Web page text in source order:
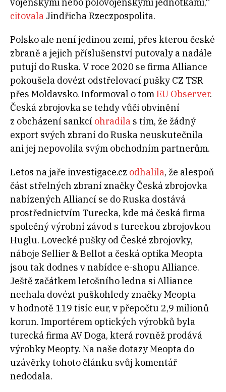
citovala Jindřicha Rzeczpospolita.
Polsko ale není jedinou zemí, přes kterou české
zbraně a jejich příslušenství putovaly a nadále
putují do Ruska. V roce 2020 se firma Alliance
pokoušela dovézt odstřelovací pušky CZ TSR
přes Moldavsko. Informoval o tomEU Observer.
Česká zbrojovka se tehdy vůči obvinění
z obcházení sankcí ohradila s tím, že žádný
export svých zbraní do Ruska neuskutečnila
ani jej nepovolila svým obchodním partnerům.
Letos na jaře investigace.cz odhalila, že alespoň
část střelných zbraní značky Česká zbrojovka
nabízených Alliancí se do Ruska dostává
prostřednictvím Turecka, kde má česká firma
společný výrobní závod s tureckou zbrojovkou
Huglu. Lovecké pušky od České zbrojovky,
náboje Sellier & Bellot a česká optika Meopta
jsou tak dodnes v nabídce e-shopu Alliance.
Ještě začátkem letošního ledna si Alliance
nechala dovézt puškohledy značky Meopta
v hodnotě 119 tisíc eur, v přepočtu 2,9 milionů
korun. Importérem optických výrobků byla
turecká firma AV Doga, která rovněž prodává
výrobky Meopty. Na naše dotazy Meopta do
uzávěrky tohoto článku svůj komentář
nedodala.